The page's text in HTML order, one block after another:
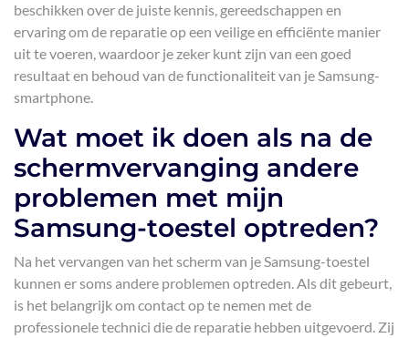
beschikken over de juiste kennis, gereedschappen en
ervaring om de reparatie op een veilige en efficiënte manier
uit te voeren, waardoor je zeker kunt zijn van een goed
resultaat en behoud van de functionaliteit van je Samsung-
smartphone.
Wat moet ik doen als na de
schermvervanging andere
problemen met mijn
Samsung-toestel optreden?
Na het vervangen van het scherm van je Samsung-toestel
kunnen er soms andere problemen optreden. Als dit gebeurt,
is het belangrijk om contact op te nemen met de
professionele technici die de reparatie hebben uitgevoerd. Zij